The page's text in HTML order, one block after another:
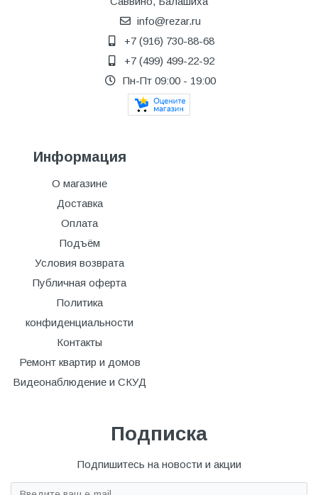
info@rezar.ru
+7 (916) 730-88-68
+7 (499) 499-22-92
Пн-Пт 09:00 - 19:00
Информация
О магазине
Доставка
Оплата
Подъём
Условия возврата
Публичная оферта
Политика
конфиденциальности
Контакты
Ремонт квартир и домов
Видеонаблюдение и СКУД
Подписка
Подпишитесь на новости и акции